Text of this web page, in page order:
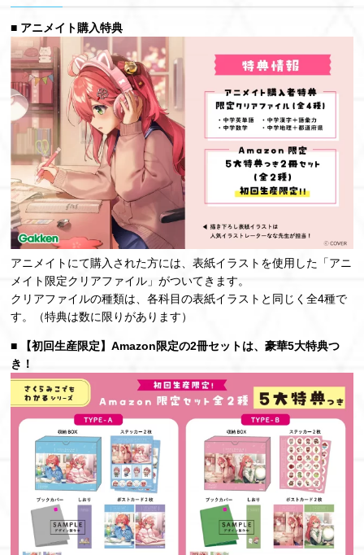
■ アニメイト購入特典
アニメイトにて購入された方には、表紙イラストを使用した「アニ
メイト限定クリアファイル」がついてきます。
クリアファイルの種類は、各科目の表紙イラストと同じく全4種で
す。（特典は数に限りがあります）
■ 【初回生産限定】Amazon限定の2冊セットは、豪華5大特典つ
き！